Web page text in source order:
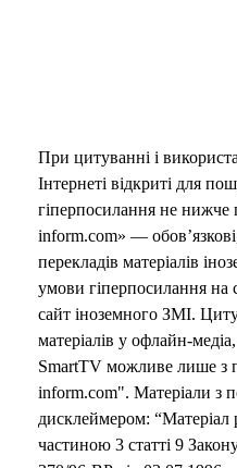
При цитуванні і
Інтернеті відкриті для
гіперпосилання не
inform.com» —
перекладів матеріалів
умови гіперпосилання на
сайт іноземного ЗМІ.
матеріалів у офлайн-
SmartTV можливе лише з
inform.com". Матеріали з
дисклеймером: “Матеріал
частиною 3 статті 9